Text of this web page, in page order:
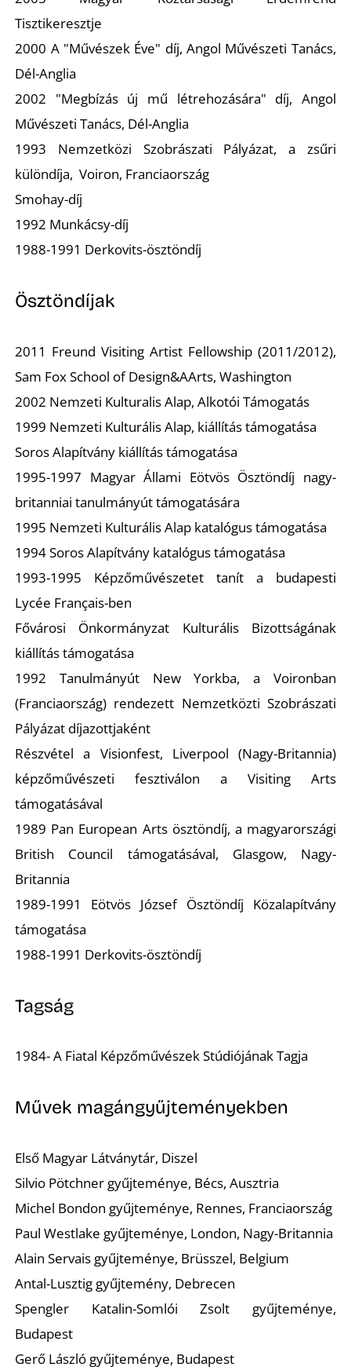
Tisztikeresztje
2000 A "Művészek Éve" díj, Angol Művészeti Tanács,
Dél-Anglia
2002 "Megbízás új mű létrehozására" díj, Angol
Művészeti Tanács, Dél-Anglia
1993 Nemzetközi Szobrászati Pályázat, a zsűri
különdíja, Voiron, Franciaország
Smohay-díj
1992 Munkácsy-díj
1988-1991 Derkovits-ösztöndíj
Ösztöndíjak
2011 Freund Visiting Artist Fellowship (2011/2012),
Sam Fox School of Design&AArts, Washington
2002 Nemzeti Kulturalis Alap, Alkotói Támogatás
1999 Nemzeti Kulturális Alap, kiállítás támogatása
Soros Alapítvány kiállítás támogatása
1995-1997 Magyar Állami Eötvös Ösztöndíj nagy-
britanniai tanulmányút támogatására
1995 Nemzeti Kulturális Alap katalógus támogatása
1994 Soros Alapítvány katalógus támogatása
1993-1995 Képzőművészetet tanít a budapesti
Lycée Français-ben
Fővárosi Önkormányzat Kulturális Bizottságának
kiállítás támogatása
1992 Tanulmányút New Yorkba, a Voironban
(Franciaország) rendezett Nemzetközti Szobrászati
Pályázat díjazottjaként
Részvétel a Visionfest, Liverpool (Nagy-Britannia)
képzőművészeti fesztiválon a Visiting Arts
támogatásával
1989 Pan European Arts ösztöndíj, a magyarországi
British Council támogatásával, Glasgow, Nagy-
Britannia
1989-1991 Eötvös József Ösztöndíj Közalapítvány
támogatása
1988-1991 Derkovits-ösztöndíj
Tagság
1984- A Fiatal Képzőművészek Stúdiójának Tagja
Művek magángyűjteményekben
Első Magyar Látványtár, Diszel
Silvio Pötchner gyűjteménye, Bécs, Ausztria
Michel Bondon gyűjteménye, Rennes, Franciaország
Paul Westlake gyűjteménye, London, Nagy-Britannia
Alain Servais gyűjteménye, Brüsszel, Belgium
Antal-Lusztig gyűjtemény, Debrecen
Spengler Katalin-Somlói Zsolt gyűjteménye,
Budapest
Gerő László gyűjteménye, Budapest